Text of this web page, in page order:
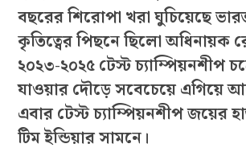
বছরের শিরোপা খরা ঘুচিয়েছে
কৃতিত্বের পিছনে ছিলো অধিনায়ক
২০২৩-২০২৫ টেস্ট চ্যাম্পিয়নশীপ
যাওয়ার দৌড়ে সবেচেয়ে এগিয়ে
এবার টেস্ট চ্যাম্পিয়নশীপ জয়ের
টিম ইন্ডিয়ার সামনে।